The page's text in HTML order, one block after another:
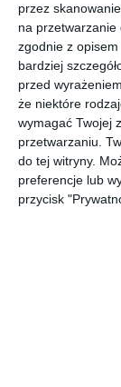
przez
na
zgodnie z
bardziej
przed
że niektóre
wymagać Twojej
przetwarzaniu.
do tej witryny.
preferencje lub
przycisk
Aranżacja
AUTOR: JN Studio
DODAJ DO